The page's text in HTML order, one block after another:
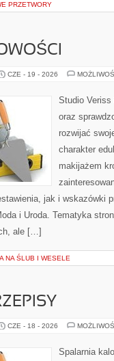
PRZETWORY
CZE - 19 - 2026
Studio Veriss
oraz
rozwijać
charakter
makijażem
jak i wskazówki
i Uroda. Tematyka
ale […]
NA ŚLUB I WESELE
CZE - 18 - 2026
Spalarnia